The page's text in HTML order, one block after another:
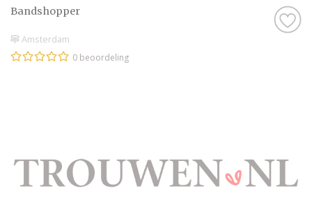
Bandshopper
Amsterdam
0 beoordeling